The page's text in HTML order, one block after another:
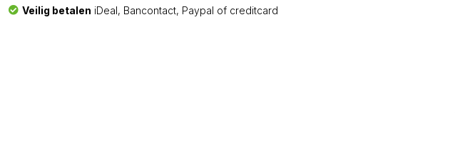
Veilig betalen iDeal, Bancontact, Paypal of creditcard